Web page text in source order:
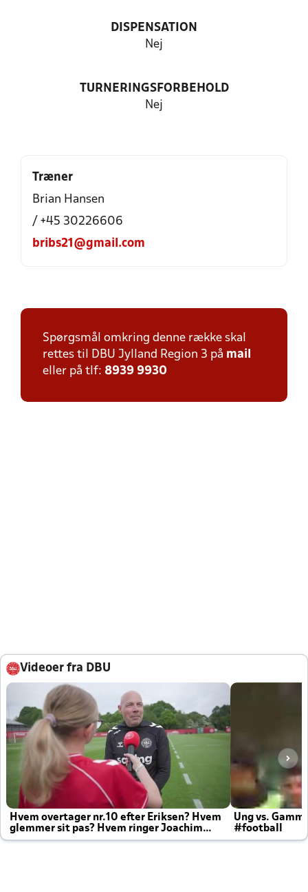
DISPENSATION
Nej
TURNERINGSFORBEHOLD
Nej
Træner
Brian Hansen
/ +45 30226606
bribs21@gmail.com
Spørgsmål omkring denne række skal
rettes til DBU Jylland Region 3 på mail
eller på tlf: 8939 9930
Videoer fra DBU
Hvem overtager nr.10 efter Eriksen? Hvem
glemmer sit pas? Hvem ringer Joachim
altid til efter kampe?
Ung vs.
#football